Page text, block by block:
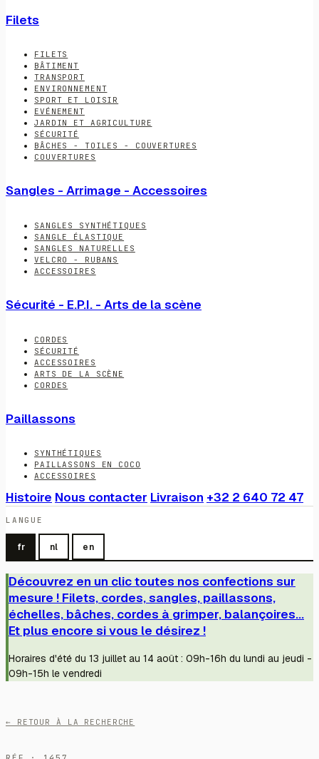
Filets
FILETS
BÂTIMENT
TRANSPORT
ENVIRONNEMENT
SPORT ET LOISIR
EVÉNEMENT
JARDIN ET AGRICULTURE
SÉCURITÉ
BÂCHES - TOILES - COUVERTURES
COUVERTURES
Sangles - Arrimage - Accessoires
SANGLES SYNTHÉTIQUES
SANGLE ÉLASTIQUE
SANGLES NATURELLES
VELCRO - RUBANS
ACCESSOIRES
Sécurité - E.P.I. - Arts de la scène
CORDES
SÉCURITÉ
ACCESSOIRES
ARTS DE LA SCÈNE
CORDES
Paillassons
SYNTHÉTIQUES
PAILLASSONS EN COCO
ACCESSOIRES
Histoire Nous contacter Livraison +32 2 640 72 47
LANGUE
fr nl en
Découvrez en un clic toutes nos confections sur
mesure ! Filets, cordes, sangles, paillassons,
échelles, bâches, cordes à grimper, balançoires...
Et plus encore si vous le désirez !
Horaires d'été du 13 juillet au 14 août : 09h-16h du lundi au jeudi -
09h-15h le vendredi
← RETOUR À LA RECHERCHE